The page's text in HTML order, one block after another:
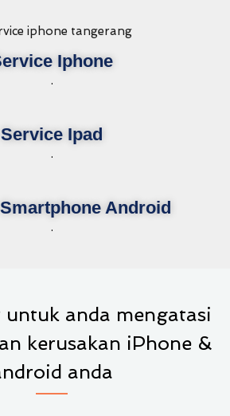
Iphone
.
Service Ipad
.
Android
.
untuk anda mengatasi
kerusakan iPhone &
anda